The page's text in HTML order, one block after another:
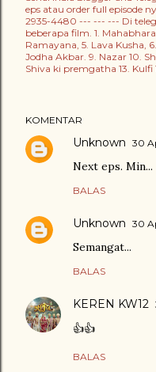
eps atau order full episode
2935-4480 --- --- --- Di
beberapa film. 1.
Ramayana, 5. Lava Kusha,
Jodha Akbar. 9. Nazar 10.
Shiva ki premgatha 13. Kulfi
KOMENTAR
Unknown 30
Next eps. Min...
BALAS
Unknown 30
Semangat...
BALAS
KEREN KW12
👍👍
BALAS